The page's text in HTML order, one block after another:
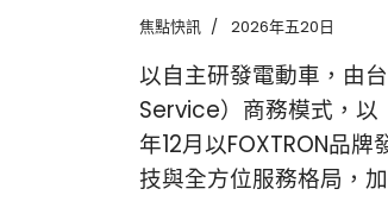
焦點快訊 2026年五20日
以自主研發電動車，由
Service）商務模式，以
年12月以FOXTRON品
技與全方位服務格局，